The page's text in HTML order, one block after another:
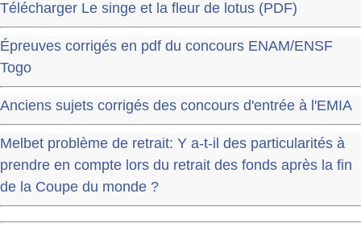
Télécharger Le singe et la fleur de lotus (PDF)
Épreuves corrigés en pdf du concours ENAM/ENSF
Togo
Anciens sujets corrigés des concours d'entrée à l'EMIA
Melbet problème de retrait: Y a-t-il des particularités à
prendre en compte lors du retrait des fonds après la fin
de la Coupe du monde ?